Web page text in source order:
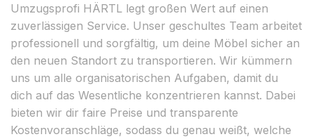
Umzugsprofi HÄRTL legt großen Wert auf einen
zuverlässigen Service. Unser geschultes Team arbeitet
professionell und sorgfältig, um deine Möbel sicher an
den neuen Standort zu transportieren. Wir kümmern
uns um alle organisatorischen Aufgaben, damit du
dich auf das Wesentliche konzentrieren kannst. Dabei
bieten wir dir faire Preise und transparente
Kostenvoranschläge, sodass du genau weißt, welche